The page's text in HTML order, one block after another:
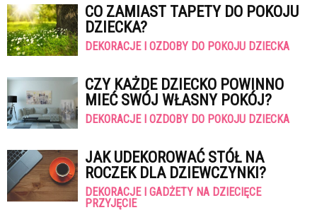
CO ZAMIAST TAPETY DO POKOJU
DZIECKA?
DEKORACJE I OZDOBY DO POKOJU DZIECKA
CZY KAŻDE DZIECKO POWINNO
MIEĆ SWÓJ WŁASNY POKÓJ?
DEKORACJE I OZDOBY DO POKOJU DZIECKA
JAK UDEKOROWAĆ STÓŁ NA
ROCZEK DLA DZIEWCZYNKI?
DEKORACJE I GADŻETY NA DZIECIĘCE
PRZYJĘCIE